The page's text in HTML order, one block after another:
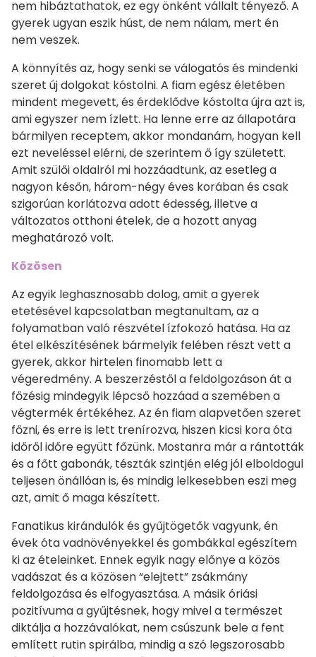
nem hibáztathatok, ez egy önként vállalt tényező. A
gyerek ugyan eszik húst, de nem nálam, mert én
nem veszek.
A könnyítés az, hogy senki se válogatós és mindenki
szeret új dolgokat kóstolni. A fiam egész életében
mindent megevett, és érdeklődve kóstolta újra azt is,
ami egyszer nem ízlett. Ha lenne erre az állapotára
bármilyen receptem, akkor mondanám, hogyan kell
ezt neveléssel elérni, de szerintem ő így született.
Amit szülői oldalról mi hozzáadtunk, az esetleg a
nagyon későn, három-négy éves korában és csak
szigorúan korlátozva adott édesség, illetve a
változatos otthoni ételek, de a hozott anyag
meghatározó volt.
Közösen
Az egyik leghasznosabb dolog, amit a gyerek
etetésével kapcsolatban megtanultam, az a
folyamatban való részvétel ízfokozó hatása. Ha az
étel elkészítésének bármelyik felében részt vett a
gyerek, akkor hirtelen finomabb lett a
végeredmény. A beszerzéstől a feldolgozáson át a
főzésig mindegyik lépcső hozzáad a szemében a
végtermék értékéhez. Az én fiam alapvetően szeret
főzni, és erre is lett trenírozva, hiszen kicsi kora óta
időről időre együtt főzünk. Mostanra már a rántották
és a főtt gabonák, tészták szintjén elég jól elboldogul
teljesen önállóan is, és mindig lelkesebben eszi meg
azt, amit ő maga készített.
Fanatikus kirándulók és gyűjtögetők vagyunk, én
évek óta vadnövényekkel és gombákkal egészítem
ki az ételeinket. Ennek egyik nagy előnye a közös
vadászat és a közösen “elejtett” zsákmány
feldolgozása és elfogyasztása. A másik óriási
pozitívuma a gyűjtésnek, hogy mivel a természet
diktálja a hozzávalókat, nem csúszunk bele a fent
említett rutin spirálba, mindig a szó legszorosabb